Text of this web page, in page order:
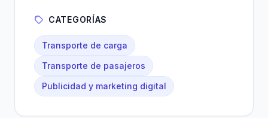
CATEGORÍAS
Transporte de carga
Transporte de pasajeros
Publicidad y marketing digital